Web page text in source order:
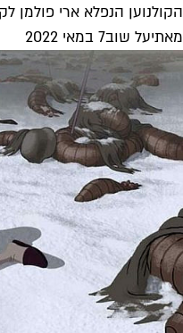
הקולנוען הנפלא ארי פולמן
מאתיעל שוב7 במאי 2022